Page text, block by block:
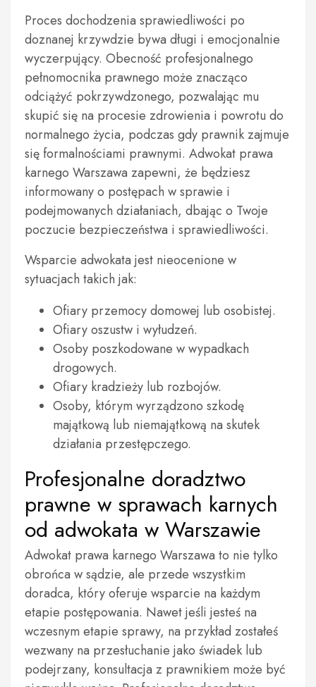
Proces dochodzenia sprawiedliwości po
doznanej krzywdzie bywa długi i emocjonalnie
wyczerpujący. Obecność profesjonalnego
pełnomocnika prawnego może znacząco
odciążyć pokrzywdzonego, pozwalając mu
skupić się na procesie zdrowienia i powrotu do
normalnego życia, podczas gdy prawnik zajmuje
się formalnościami prawnymi. Adwokat prawa
karnego Warszawa zapewni, że będziesz
informowany o postępach w sprawie i
podejmowanych działaniach, dbając o Twoje
poczucie bezpieczeństwa i sprawiedliwości.
Wsparcie adwokata jest nieocenione w
sytuacjach takich jak:
Ofiary przemocy domowej lub osobistej.
Ofiary oszustw i wyłudzeń.
Osoby poszkodowane w wypadkach
drogowych.
Ofiary kradzieży lub rozbojów.
Osoby, którym wyrządzono szkodę
majątkową lub niemajątkową na skutek
działania przestępczego.
Profesjonalne doradztwo
prawne w sprawach karnych
od adwokata w Warszawie
Adwokat prawa karnego Warszawa to nie tylko
obrońca w sądzie, ale przede wszystkim
doradca, który oferuje wsparcie na każdym
etapie postępowania. Nawet jeśli jesteś na
wczesnym etapie sprawy, na przykład zostałeś
wezwany na przesłuchanie jako świadek lub
podejrzany, konsultacja z prawnikiem może być